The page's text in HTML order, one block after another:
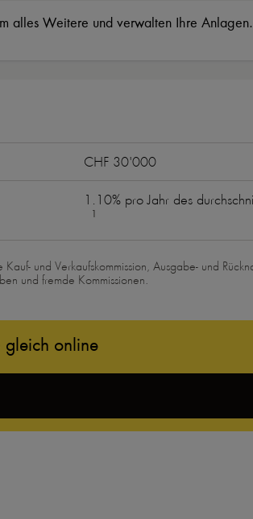
alles Weitere und verwalten Ihre Anlagen.
CHF 30'000
1.10% pro Jahr des
1
und Verkaufskommission, Ausgabe- und
und fremde Kommissionen.
gleich online